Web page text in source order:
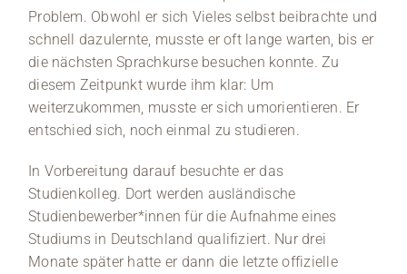
Problem. Obwohl er sich Vieles selbst beibrachte und
schnell dazulernte, musste er oft lange warten, bis er
die nächsten Sprachkurse besuchen konnte. Zu
diesem Zeitpunkt wurde ihm klar: Um
weiterzukommen, musste er sich umorientieren. Er
entschied sich, noch einmal zu studieren.
In Vorbereitung darauf besuchte er das
Studienkolleg. Dort werden ausländische
Studienbewerber*innen für die Aufnahme eines
Studiums in Deutschland qualifiziert. Nur drei
Monate später hatte er dann die letzte offizielle